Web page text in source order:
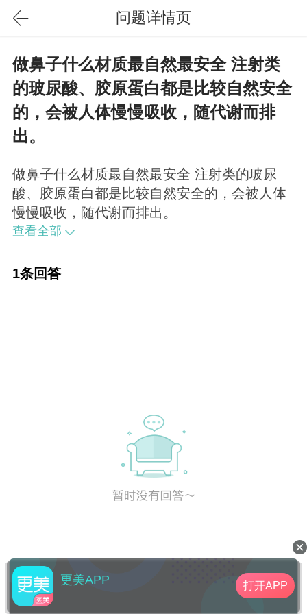
问题详情页
做鼻子什么材质最自然最安全 注射类
的玻尿酸、胶原蛋白都是比较自然安全
的，会被人体慢慢吸收，随代谢而排
出。
做鼻子什么材质最自然最安全 注射类的玻尿
酸、胶原蛋白都是比较自然安全的，会被人体
慢慢吸收，随代谢而排出。
查看全部
1条回答
更美APP 打开APP